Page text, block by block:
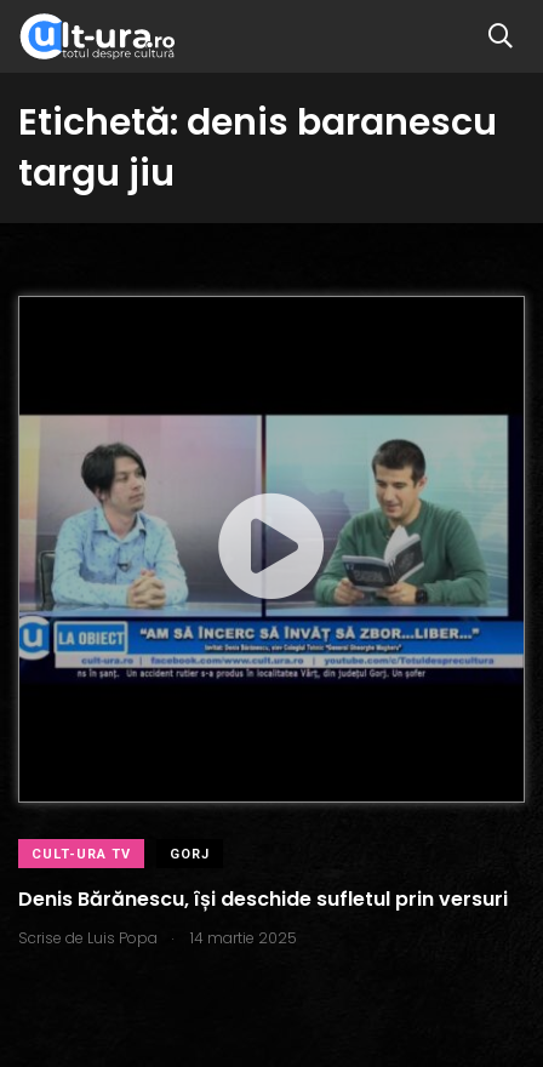
Etichetă: denis baranescu
targu jiu
CULT-URA TV GORJ
Denis Bărănescu, își deschide sufletul prin versuri
Scrise de Luis Popa . 14 martie 2025